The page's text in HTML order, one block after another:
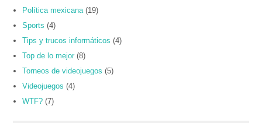
Política mexicana (19)
Sports (4)
Tips y trucos informáticos (4)
Top de lo mejor (8)
Torneos de videojuegos (5)
Videojuegos (4)
WTF? (7)